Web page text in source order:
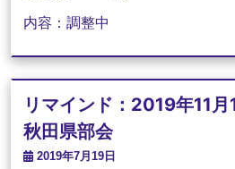
内容：調整中
リマインド：2019年11
秋田県部会
2019年7月19日